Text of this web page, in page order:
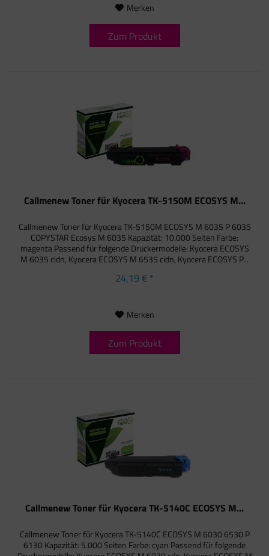
Merken
Zum Produkt
Callmenew Toner für Kyocera TK-5150M ECOSYS M...
Callmenew Toner für Kyocera TK-5150M ECOSYS M 6035 P 6035
COPYSTAR Ecosys M 6035 Kapazität: 10.000 Seiten Farbe:
magenta Passend für folgende Druckermodelle: Kyocera ECOSYS
M 6035 cidn, Kyocera ECOSYS M 6535 cidn, Kyocera ECOSYS P...
24,19 € *
Merken
Zum Produkt
Callmenew Toner für Kyocera TK-5140C ECOSYS M...
Callmenew Toner für Kyocera TK-5140C ECOSYS M 6030 6530 P
6130 Kapazität: 5.000 Seiten Farbe: cyan Passend für folgende